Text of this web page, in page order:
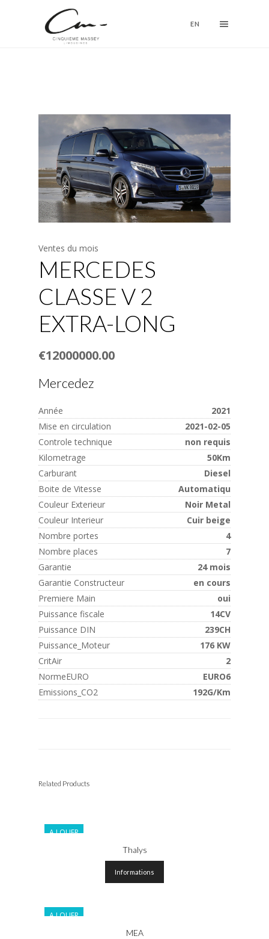
EN
Ventes du mois
MERCEDES
CLASSE V 2
EXTRA-LONG
€12000000.00
Mercedez
Année
2021
Mise en circulation
2021-02-05
Controle technique
non requis
Kilometrage
50Km
Carburant
Diesel
Boite de Vitesse
Automatiqu
Couleur Exterieur
Noir Metal
Couleur Interieur
Cuir beige
Nombre portes
4
Nombre places
7
Garantie
24 mois
Garantie Constructeur
en cours
Premiere Main
oui
Puissance fiscale
14CV
Puissance DIN
239CH
Puissance_Moteur
176 KW
CritAir
2
NormeEURO
EURO6
Emissions_CO2
192G/Km
Related Products
A LOUER
Thalys
Informations
A LOUER
MEA